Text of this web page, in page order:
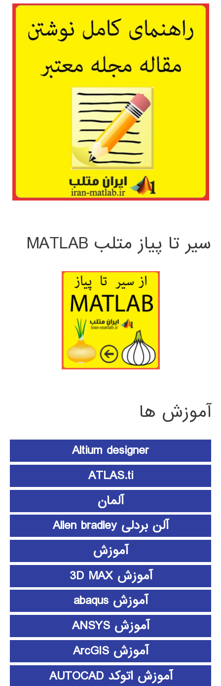
سیر تا پیاز متلب MATLAB
آموزش ها
Altium designer
ATLAS.ti
آلمان
آلن بردلی Allen bradley
آموزش
آموزش 3D MAX
آموزش abaqus
آموزش ANSYS
آموزش ArcGIS
آموزش اتوکد AUTOCAD